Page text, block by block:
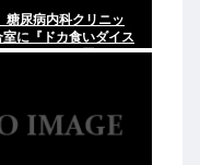
糖尿病内科クリニッ
室に『ドカ食いダイス
づきさん』を置いてし